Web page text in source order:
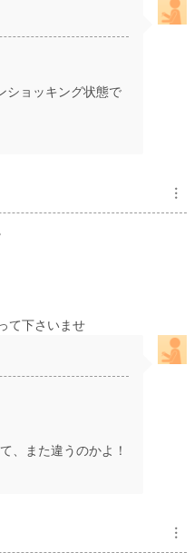
ショッキング状態で
︙
て下さいませ
、また違うのかよ！
︙